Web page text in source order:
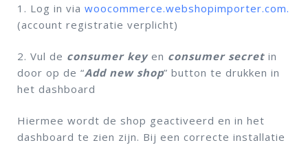
1. Log in via woocommerce.webshopimporter.com.
(account registratie verplicht)
2. Vul de consumer keyen consumer secret in
door op de “Add new shop” button te drukken in
het dashboard
Hiermee wordt de shop geactiveerd en in het
dashboard te zien zijn. Bij een correcte installatie